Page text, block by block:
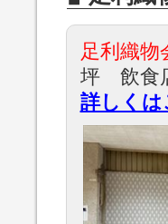
足利織
坪 飲食
詳しくは